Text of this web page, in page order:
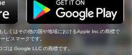
しくはその他の国や地域におけるApple Inc.の商標で
ビスマークです。
は Google LLC の商標です。